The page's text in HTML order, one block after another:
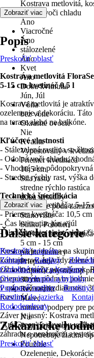
Kostrava metlovitá,
odolné voči chladu
Áno
Viacročné
Áno
stálozelené
Áno
Kvet
Áno
Doba kvitnutia
Jún, Júl
Vôňa
bez vône
Okrasné ovocie
Nie
Kvalita
Vypestovaný v
Priemer kvetináča
10,5 cm
Sila rastu
stredne rýchlo rastúca
doba výsadby
Ak nie je pôda
Stanovište
Slnko, Polotieň
Veľkosť bez kvetináča
5 cm - 15 cm
pôdne pomery
Priepustné
Odporúčaný odstup
30 cm
Rez rastlín
Marec
nutnosť podpery pre
Nie
Potrebuje oporu na
Nepotrebuje žiadnu
Použitie
Ozelenenie, Dekorácie
Zobraziť viac
Popis
Preskočiť oblasť
Kostrava metlovitá
5-15 cm kvetináč 0,5 l
Kostrava metlovitá je
ozelenenie a dekoráciu.
na terase alebo na balkóne.
Kľúčové vlastnosti
- Stálezelená rastlina so
- Odolná voči chladu,
- Vhodná ako pôdopokryvná
- Stredne rýchly rast, výška
Technická špecifikácia
- Výška bez kvetináča: 5-15
- Priemer kvetináča: 10,5 cm
- Čas kvitnutia: jún a júl
- Umiestnenie: slnko alebo
Kostrava je ideálna na
kontajnerov. Jej vždyzelené
záhradu sviežu po celý rok.
priepustným pôdnym
v odporúčanej vzdialenosti
rozvinúť.
Záver je jasný: Kostrava
'AmiGreen' je skvelou
záhradu o nenáročnú a
Zobraziť viac
Ďalšie kategórie
Preskočiť zoznam
Záhrada
Rastliny
Ozdobné trávy a bambusy
Ovocie, zelenina a bylinky
Popínavé rastliny
Rastliny
Rastliny do jazierka
Rododendrony
Zákaznícke
Preskočiť oblasť